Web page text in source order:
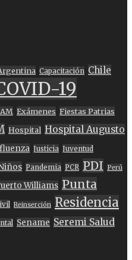
Capacitación Chile
19
Exámenes Fiestas Patrias
Hospital Hospital Augusto
Justicia Juventud
Pandemia PCR PDI Perú
Williams Punta
Reinserción Residencia
Sename Seremi Salud